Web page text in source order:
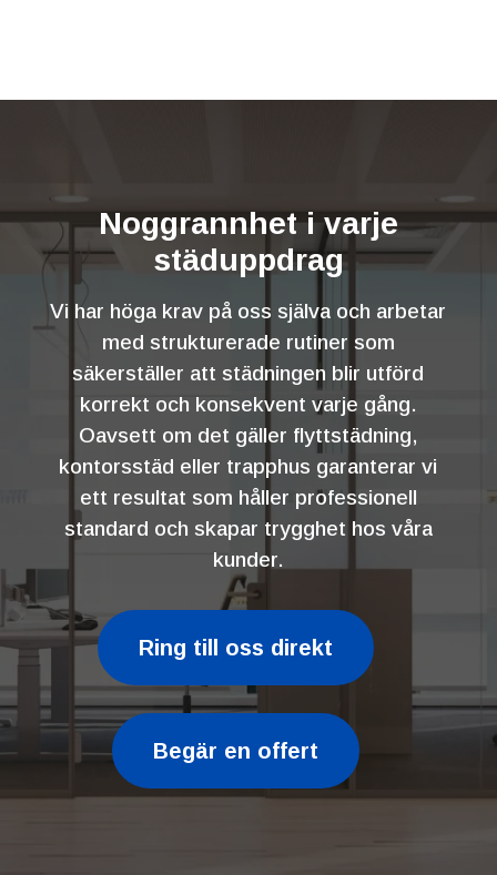
Noggrannhet i varje
städuppdrag
Vi har höga krav på oss själva och arbetar
med strukturerade rutiner som
säkerställer att städningen blir utförd
korrekt och konsekvent varje gång.
Oavsett om det gäller flyttstädning,
kontorsstäd eller trapphus garanterar vi
ett resultat som håller professionell
standard och skapar trygghet hos våra
kunder.
Ring till oss direkt
Begär en offert